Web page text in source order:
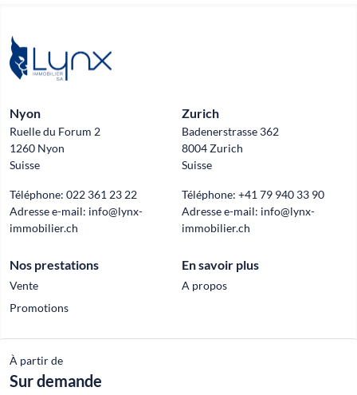
À partir de
Sur demande
Nyon
Ruelle du Forum 2
1260 Nyon
Suisse
Téléphone: 022 361 23 22
Adresse e-mail: info@lynx-
immobilier.ch
Zurich
Badenerstrasse 362
8004 Zurich
Suisse
Téléphone: +41 79 940 33 90
Adresse e-mail: info@lynx-
immobilier.ch
Nos prestations
Vente
Promotions
En savoir plus
A propos
Official partner of
© 2026 Lynx Immobilier